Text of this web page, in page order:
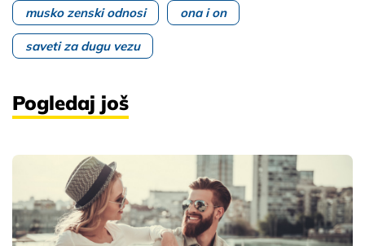
musko zenski odnosi ona i on
saveti za dugu vezu
Pogledaj još